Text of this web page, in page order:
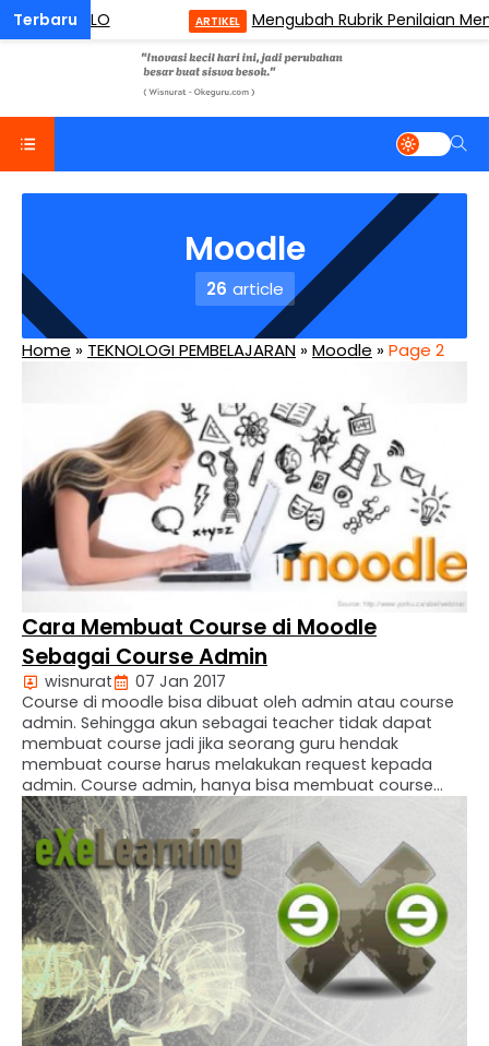
SOLO ARTIKEL Mengubah Rubrik Penilaian Menjadi
Moodle
26 article
Home » TEKNOLOGI PEMBELAJARAN »Moodle »Page 2
Cara Membuat Course di Moodle
Sebagai Course Admin
wisnurat
07 Jan 2017
Course di moodle bisa dibuat oleh admin atau course
admin. Sehingga akun sebagai teacher tidak dapat
membuat course jadi jika seorang guru hendak
membuat course harus melakukan request kepada
admin. Course admin, hanya bisa membuat course
untuk dirinya sendiri. Jadi seorang guru jika ingin bisa
membuat course sendiri maka harus di berikan hak
akses sebagai …